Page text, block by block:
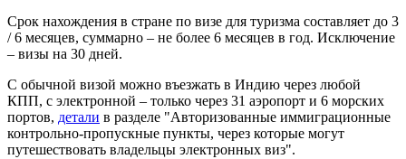
Срок нахождения в стране по визе для туризма составляет до 3
/ 6 месяцев, суммарно – не более 6 месяцев в год. Исключение
– визы на 30 дней.
С обычной визой можно въезжать в Индию через любой
КПП, с электронной – только через 31 аэропорт и 6 морских
портов, детали в разделе "Авторизованные иммиграционные
контрольно-пропускные пункты, через которые могут
путешествовать владельцы электронных виз".